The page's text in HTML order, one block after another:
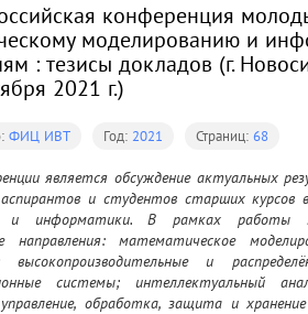
конференция
моделированию и
: тезисы докладов (г.
2021 г.)
ФИЦ ИВТ Год: 2021 Страниц: 68
является обсуждение актуальных
и студентов старших курсов
и информатики. В рамках работы
направления: математическое
высокопроизводительные и
системы; интеллектуальный
обработка, защита и